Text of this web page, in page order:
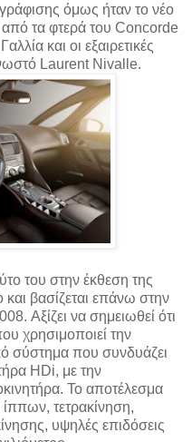
όμως ήταν το νέο
τα φτερά του Concorde
και οι εξαιρετικές
Laurent Nivalle.
του στην έκθεση της
βασίζεται επάνω στην
Αξίζει να σημειωθεί ότι
χρησιμοποιεί την
σύστημα που συνδυάζει
HDi, με την
Το αποτέλεσμα
τετρακίνηση,
υψηλές επιδόσεις